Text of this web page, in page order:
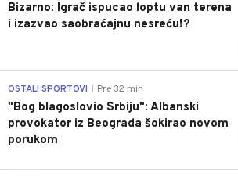
Bizarno: Igrač ispucao loptu van terena
i izazvao saobraćajnu nesreću!?
OSTALI SPORTOVI Pre 32 min
"Bog blagoslovio Srbiju": Albanski
provokator iz Beograda šokirao novom
porukom